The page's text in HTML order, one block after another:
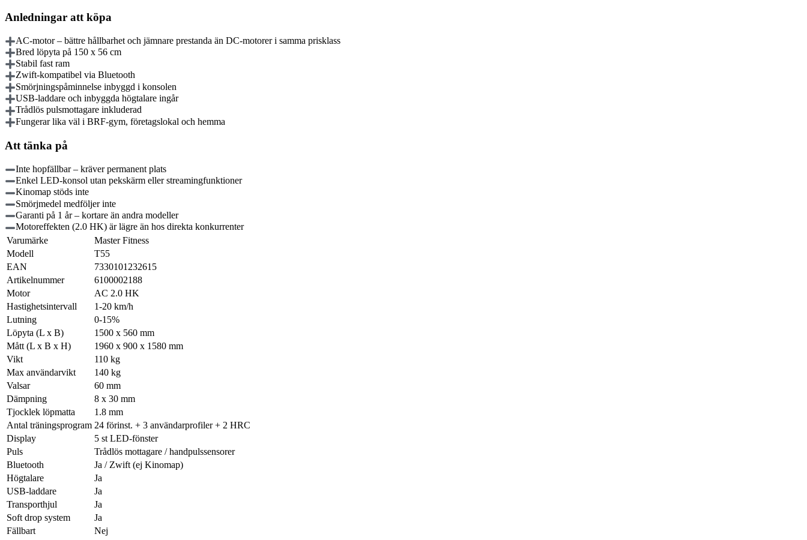
Anledningar att köpa
AC-motor – bättre hållbarhet och jämnare prestanda än DC-motorer i samma prisklass
Bred löpyta på 150 x 56 cm
Stabil fast ram
Zwift-kompatibel via Bluetooth
Smörjningspåminnelse inbyggd i konsolen
USB-laddare och inbyggda högtalare ingår
Trådlös pulsmottagare inkluderad
Fungerar lika väl i BRF-gym, företagslokal och hemma
Att tänka på
Inte hopfällbar – kräver permanent plats
Enkel LED-konsol utan pekskärm eller streamingfunktioner
Kinomap stöds inte
Smörjmedel medföljer inte
Garanti på 1 år – kortare än andra modeller
Motoreffekten (2.0 HK) är lägre än hos direkta konkurrenter
Varumärke
Master Fitness
Modell
T55
EAN
7330101232615
Artikelnummer
6100002188
Motor
AC 2.0 HK
Hastighetsintervall
1-20 km/h
Lutning
0-15%
Löpyta (L x B)
1500 x 560 mm
Mått (L x B x H)
1960 x 900 x 1580 mm
Vikt
110 kg
Max användarvikt
140 kg
Valsar
60 mm
Dämpning
8 x 30 mm
Tjocklek löpmatta
1.8 mm
Antal träningsprogram 24 förinst. + 3 användarprofiler + 2 HRC
Display
5 st LED-fönster
Puls
Trådlös mottagare / handpulssensorer
Bluetooth
Ja / Zwift (ej Kinomap)
Högtalare
Ja
USB-laddare
Ja
Transporthjul
Ja
Soft drop system
Ja
Fällbart
Nej